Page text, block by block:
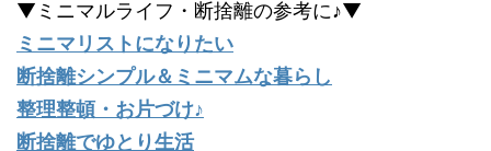
▼ミニマルライフ・断捨離の参考に♪▼
ミニマリストになりたい
断捨離シンプル＆ミニマムな暮らし
整理整頓・お片づけ♪
断捨離でゆとり生活